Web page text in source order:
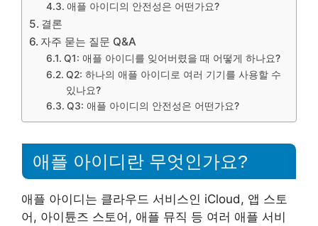
애플 아이디의 안전성은 어떤가요?
결론
자주 묻는 질문 Q&A
Q1: 애플 아이디를 잊어버렸을 때 어떻게 하나요?
Q2: 하나의 애플 아이디로 여러 기기를 사용할 수
있나요?
Q3: 애플 아이디의 안전성은 어떤가요?
애플 아이디란 무엇인가요?
애플 아이디는 클라우드 서비스인 iCloud, 앱 스토
어, 아이튠즈 스토어, 애플 뮤직 등 여러 애플 서비